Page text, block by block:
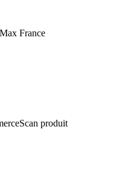
France
Scan produit